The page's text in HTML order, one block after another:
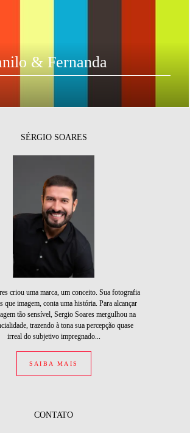
& Fernanda
SÉRGIO SOARES
criou uma marca, um conceito. Sua fotografia
que imagem, conta uma história. Para alcançar
tão sensível, Sergio Soares mergulhou na
trazendo à tona sua percepção quase
irreal do subjetivo impregnado...
SAIBA MAIS
CONTATO